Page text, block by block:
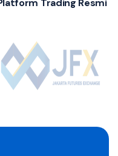
Trading Resmi